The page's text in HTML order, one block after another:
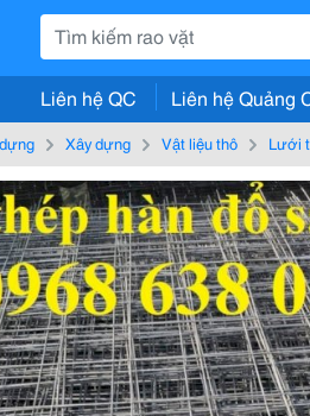
Liên hệ QC Liên hệ Quảng
Xây dựng Vật liệu thô Lưới